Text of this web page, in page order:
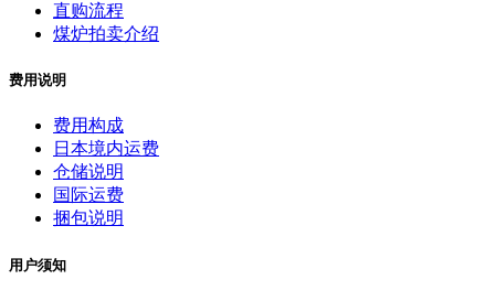
直购流程
煤炉拍卖介绍
费用说明
费用构成
日本境内运费
仓储说明
国际运费
捆包说明
用户须知